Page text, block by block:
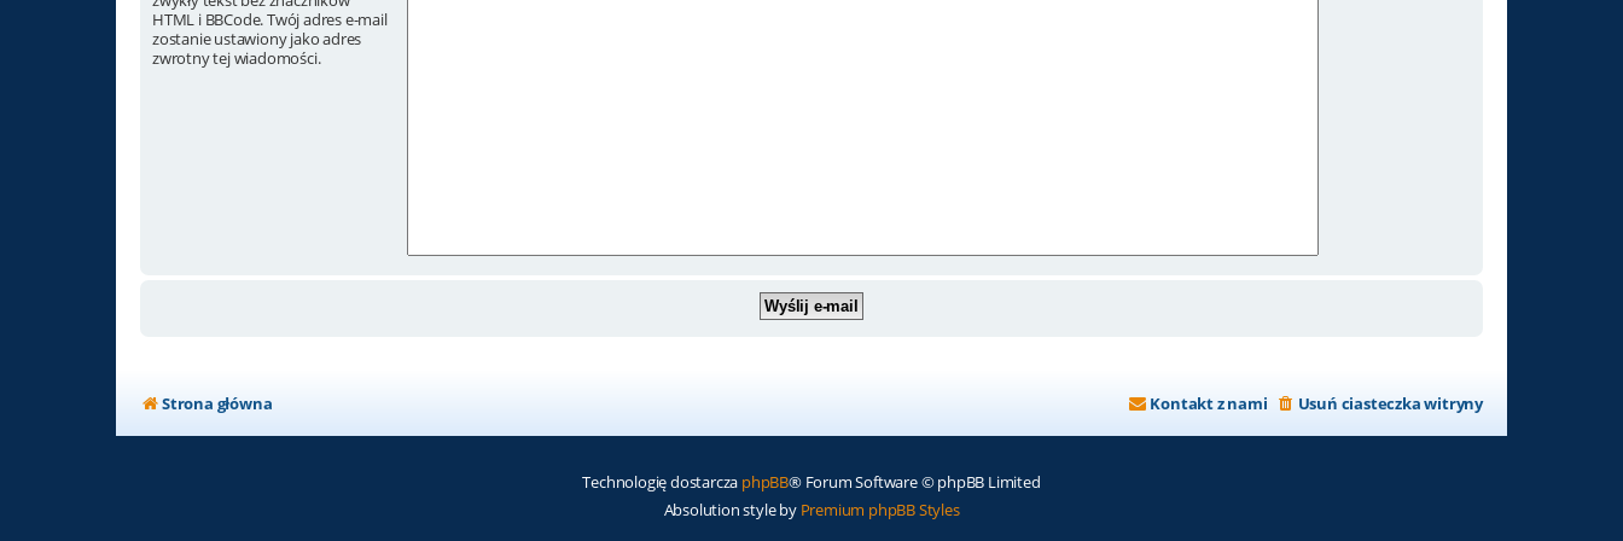
HTML i BBCode. Twój adres e-mail
zostanie ustawiony jako adres
zwrotny tej wiadomości.
Strona główna Usuń ciasteczka witryny
Kontakt z nami
Technologię dostarcza phpBB® Forum Software © phpBB Limited
Absolution style by Premium phpBB Styles